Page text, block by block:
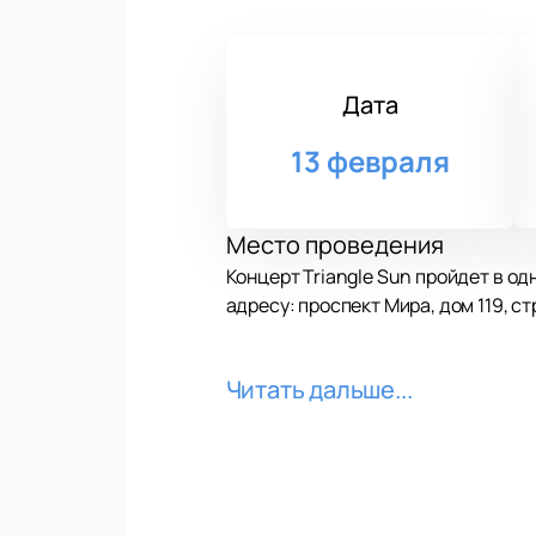
Дата
13 февраля
Место проведения
Концерт Triangle Sun пройдет в
адресу: проспект Мира, дом 119,
Triangle Sun давно покоряет
Читать дальше...